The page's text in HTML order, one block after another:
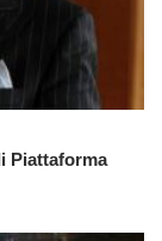
Piattaforma